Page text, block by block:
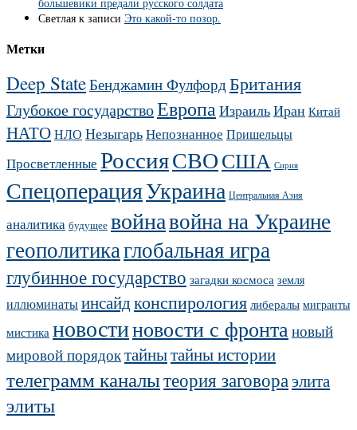
Светлая к записи Это какой-то позор.
Метки
Deep StateБенджамин Фулфорд Британия
Глубокое государствоЕвропаИзраильИран Китай
НАТОНЛО НезыгарьНепознанное Пришельцы
Просветленные РоссияСВОСША Сирия
СпецоперацияУкраина Центральная Азия
аналитика будущее войнавойна на Украине
геополитикаглобальная игра
глубинное государство загадки космоса земля
иллюминатыинсайдконспирология либералы мигранты
мистика новостиновости с фронтановый
мировой порядоктайнытайны истории
телеграмм каналытеория заговораэлита
элиты